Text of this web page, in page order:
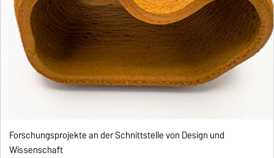
Forschungsprojekte an der Schnittstelle von Design und
Wissenschaft